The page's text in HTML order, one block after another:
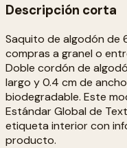
Descripción corta
Saquito de algodón de
compras a granel o
Doble cordón de
largo y 0.4 cm de
biodegradable. Este
Estándar Global de
etiqueta interior con
producto.